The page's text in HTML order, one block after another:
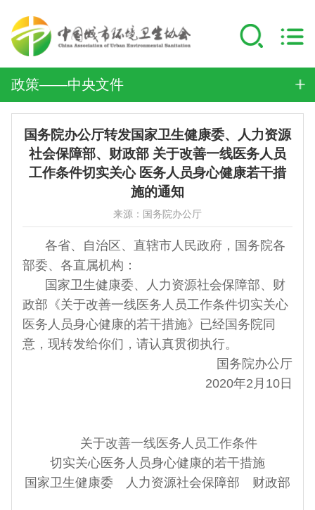
政策——中央文件
国务院办公厅转发国家卫生健康委、人力资源
社会保障部、财政部 关于改善一线医务人员
工作条件切实关心 医务人员身心健康若干措
施的通知
来源：国务院办公厅
各省、自治区、直辖市人民政府，国务院各
部委、各直属机构：
国家卫生健康委、人力资源社会保障部、财
政部《关于改善一线医务人员工作条件切实关心
医务人员身心健康的若干措施》已经国务院同
意，现转发给你们，请认真贯彻执行。
国务院办公厅
2020年2月10日
关于改善一线医务人员工作条件
切实关心医务人员身心健康的若干措施
国家卫生健康委 人力资源社会保障部 财政部